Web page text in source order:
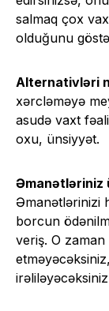
salmaq çox
olduğunu
Alternativləri
xərcləməyə
asudə vaxt
oxu, ünsiyyət.
Əmanətləriniz
Əmanətlərinizi
borcun
veriş. O